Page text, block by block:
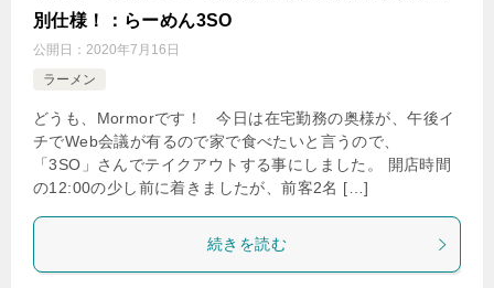
別仕様！：らーめん3SO
公開日： 2020年7月16日
ラーメン
どうも、Mormorです！ 今日は在宅勤務の奥様が、午後イ
チでWeb会議が有るので家で食べたいと言うので、
「3SO」さんでテイクアウトする事にしました。 開店時間
の12:00の少し前に着きましたが、前客2名 […]
続きを読む